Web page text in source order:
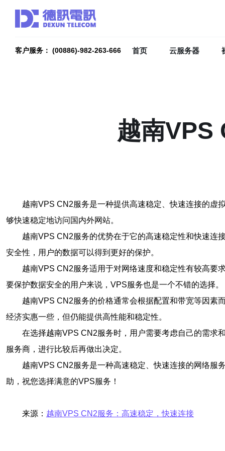
客户服务： (00886)-982-263-666 首页 云服务器
越南VPS
越南VPS CN2服务是一种提供高速稳定、快速连接的虚
够快速稳定地访问国内外网站。
越南VPS CN2服务的优势在于它的高速稳定性和快速连
安全性，用户的数据可以得到更好的保护。
越南VPS CN2服务适用于对网络速度和稳定性有较高要
要保护数据安全的用户来说，VPS服务也是一个不错的选择。
越南VPS CN2服务的价格通常会根据配置和带宽等因素
经济实惠一些，但仍能提供高性能和稳定性。
在选择越南VPS CN2服务时，用户需要考虑自己的需求
服务商，进行比较后再做出决定。
越南VPS CN2服务是一种高速稳定、快速连接的网络服
助，祝您选择满意的VPS服务！
来源： 越南VPS CN2服务：高速稳定，快速连接